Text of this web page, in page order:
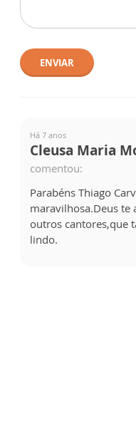
ENVIAR
Há 7 anos
Cleusa Maria
comentou:
Parabéns Thiago
maravilhosa.Deus te
outros cantores,que
lindo.